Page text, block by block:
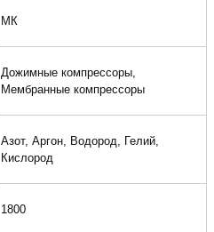
МК
Дожимные компрессоры,
Мембранные компрессоры
Азот, Аргон, Водород, Гелий,
Кислород
1800